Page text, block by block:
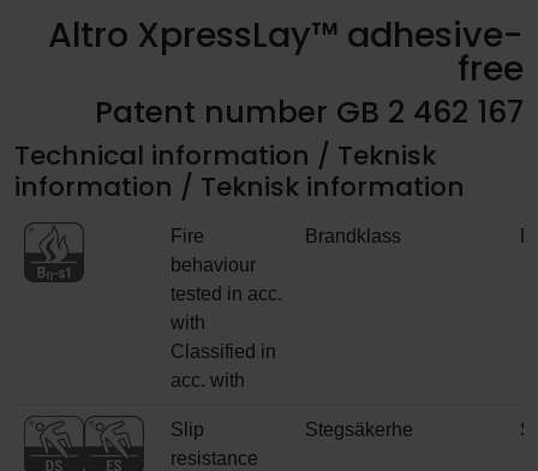
Altro XpressLay™ adhesive-
free
Patent number GB 2 462 167
Technical information / Teknisk
information / Teknisk information
Fire
behaviour
tested in acc.
with
Classified in
acc. with
Brandklass
Slip
resistance
Stegsäkerhe